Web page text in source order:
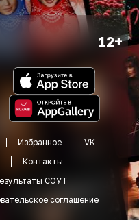
12+
Избранное
VK
Контакты
СОУТ
соглашение